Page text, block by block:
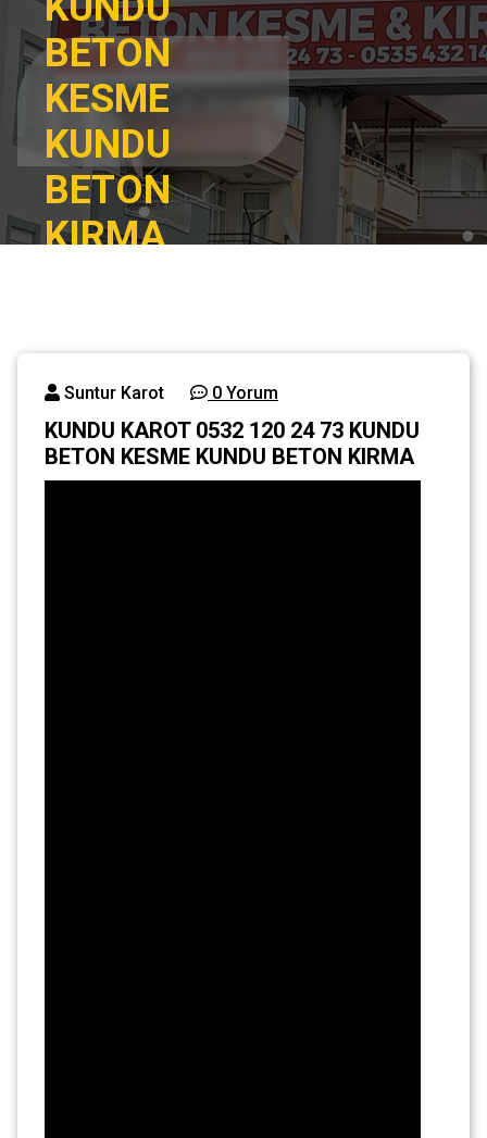
BETON
KESME
KUNDU
BETON
KIRMA
BETON KIRMA
Suntur Karot 0 Yorum
KUNDU KAROT 0532 120 24 73 KUNDU
BETON KESME KUNDU BETON KIRMA